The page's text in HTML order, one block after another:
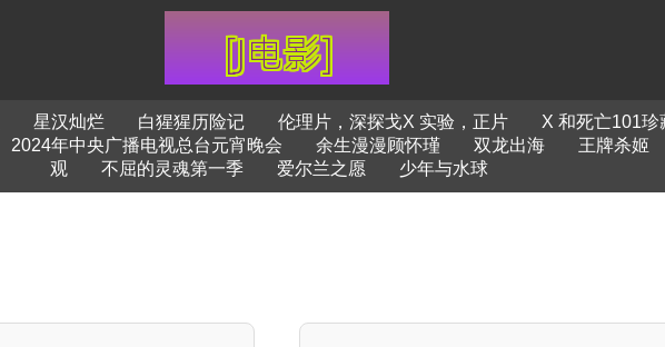
星汉灿烂 白猩猩历险记 伦理片，深探戈X 实验，正片 X 和死亡101珍
2024年中央广播电视总台元宵晚会 余生漫漫顾怀瑾 双龙出海 王牌杀姬
观
不屈的灵魂第一季 爱尔兰之愿 少年与水球